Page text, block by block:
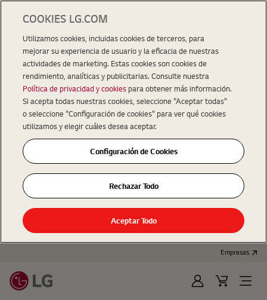
Empresas
IniciarCart
Open
COOKIES LG.COM
Utilizamos cookies, incluidas cookies de terceros, para
mejorar su experiencia de usuario y la eficacia de nuestras
actividades de marketing. Estas cookies son cookies de
rendimiento, analíticas y publicitarias. Consulte nuestra
Política de privacidad y cookiespara obtener más información.
Si acepta todas nuestras cookies, seleccione "Aceptar todas"
o seleccione "Configuración de cookies" para ver qué cookies
utilizamos y elegir cuáles desea aceptar.
Configuración de Cookies
Rechazar Todo
Aceptar Todo